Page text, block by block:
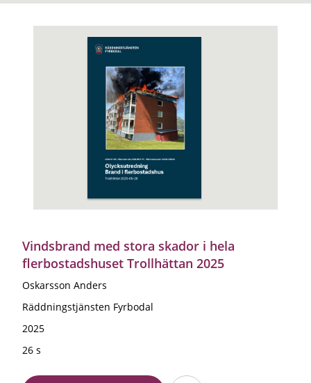
Vindsbrand med stora skador i hela
flerbostadshuset Trollhättan 2025
Oskarsson Anders
Räddningstjänsten Fyrbodal
2025
26 s